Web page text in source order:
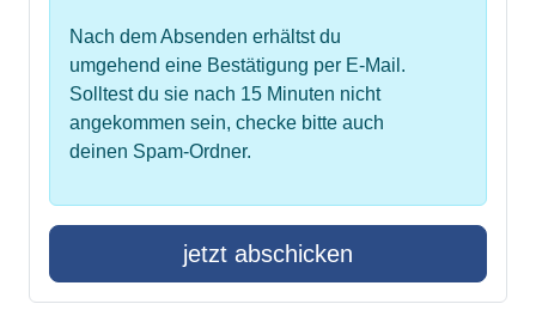
Nach dem Absenden erhältst du
umgehend eine Bestätigung per E-Mail.
Solltest du sie nach 15 Minuten nicht
angekommen sein, checke bitte auch
deinen Spam-Ordner.
jetzt abschicken